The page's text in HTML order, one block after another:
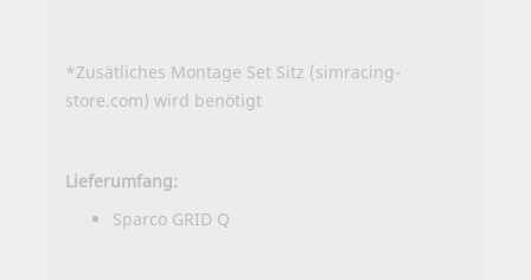
*Zusätliches Montage Set Sitz (simracing-
store.com) wird benötigt
Lieferumfang:
Sparco GRID Q